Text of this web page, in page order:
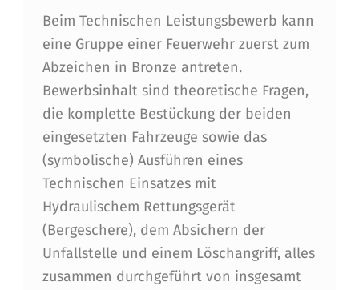
Beim Technischen Leistungsbewerb kann
eine Gruppe einer Feuerwehr zuerst zum
Abzeichen in Bronze antreten.
Bewerbsinhalt sind theoretische Fragen,
die komplette Bestückung der beiden
eingesetzten Fahrzeuge sowie das
(symbolische) Ausführen eines
Technischen Einsatzes mit
Hydraulischem Rettungsgerät
(Bergeschere), dem Absichern der
Unfallstelle und einem Löschangriff, alles
zusammen durchgeführt von insgesamt